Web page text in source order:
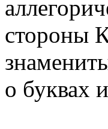
стороны
о буквах